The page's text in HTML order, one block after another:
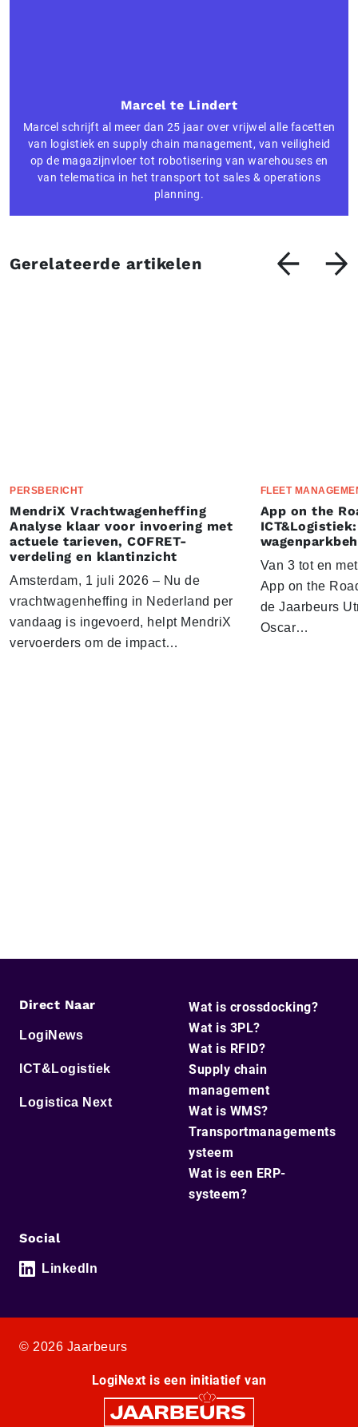
Marcel te Lindert
Marcel schrijft al meer dan 25 jaar over vrijwel alle facetten
van logistiek en supply chain management, van veiligheid
op de magazijnvloer tot robotisering van warehouses en
van telematica in het transport tot sales & operations
planning.
Gerelateerde artikelen
PERSBERICHT
MendriX Vrachtwagenheffing
Analyse klaar voor invoering met
actuele tarieven, COFRET-
verdeling en klantinzicht
Amsterdam, 1 juli 2026 – Nu de
vrachtwagenheffing in Nederland per
vandaag is ingevoerd, helpt MendriX
vervoerders om de impact…
FLEET
App on the
Van 3 tot en
App on the
de Jaarbeurs
Oscar…
Direct Naar
LogiNews
ICT&Logistiek
Logistica Next
Wat is crossdocking?
Wat is 3PL?
Wat is RFID?
Supply chain
management
Wat is WMS?
Transportmanagements
ysteem
Wat is een ERP-
systeem?
Social
LinkedIn
© 2026 Jaarbeurs
LogiNext is een initiatief van